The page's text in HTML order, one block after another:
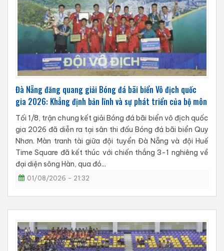
Đà Nẵng đăng quang giải Bóng đá bãi biển Vô địch quốc
gia 2026: Khẳng định bản lĩnh và sự phát triển của bộ môn
Tối 1/8, trận chung kết giải Bóng đá bãi biển vô địch quốc
gia 2026 đã diễn ra tại sân thi đấu Bóng đá bãi biển Quy
Nhơn. Màn tranh tài giữa đội tuyển Đà Nẵng và đội Huế
Time Square đã kết thúc với chiến thắng 3-1 nghiêng về
đại diện sông Hàn, qua đó...
01/08/2026 - 21:32